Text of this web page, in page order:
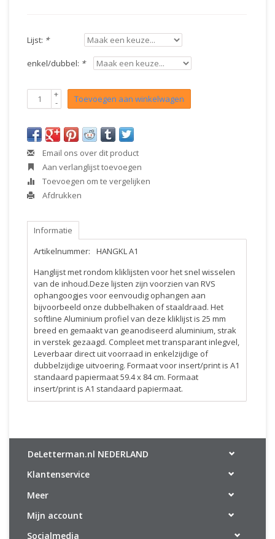
Lijst: *
enkel/dubbel: *
+
- Toevoegen aan winkelwagen
Email ons over dit product
Aan verlanglijst toevoegen
Toevoegen om te vergelijken
Afdrukken
Informatie
Artikelnummer:
HANGKL A1
Hanglijst met rondom kliklijsten voor het snel wisselen
van de inhoud.Deze lijsten zijn voorzien van RVS
ophangoogjes voor eenvoudig ophangen aan
bijvoorbeeld onze dubbelhaken of staaldraad. Het
softline Aluminium profiel van deze kliklijst is 25 mm
breed en gemaakt van geanodiseerd aluminium, strak
in verstek gezaagd. Compleet met transparant inlegvel,
Leverbaar direct uit voorraad in enkelzijdige of
dubbelzijdige uitvoering. Formaat voor insert/print is A1
standaard papiermaat 59.4 x 84 cm. Formaat
insert/print is A1 standaard papiermaat.
DeLetterman.nl NEDERLAND
Klantenservice
Meer
Mijn account
Socialmedia